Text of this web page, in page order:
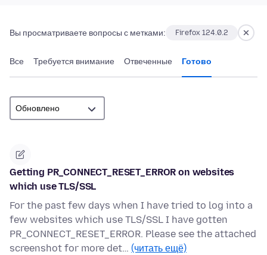
Вы просматриваете вопросы с метками: Firefox 124.0.2
Все Требуется внимание Отвеченные Готово
Getting PR_CONNECT_RESET_ERROR on websites
which use TLS/SSL
For the past few days when I have tried to log into a
few websites which use TLS/SSL I have gotten
PR_CONNECT_RESET_ERROR. Please see the attached
screenshot for more det… (читать ещё)